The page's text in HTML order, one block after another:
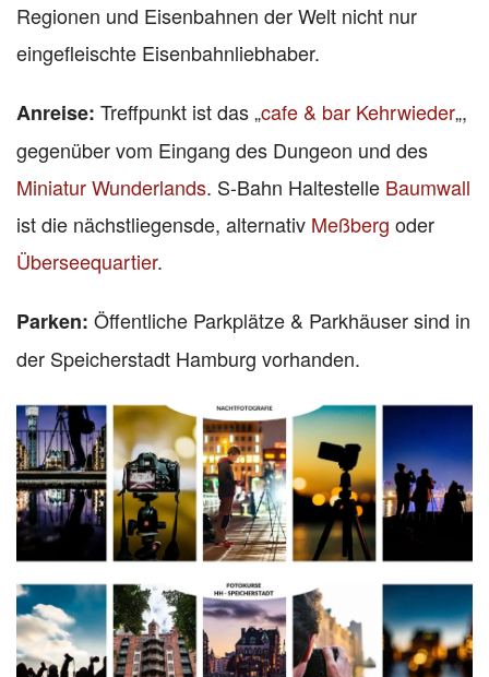
Regionen und Eisenbahnen der Welt nicht nur
eingefleischte Eisenbahnliebhaber.
Anreise: Treffpunkt ist das „cafe & bar Kehrwieder„,
gegenüber vom Eingang des Dungeon und des
Miniatur Wunderlands. S-Bahn Haltestelle Baumwall
ist die nächstliegensde, alternativ Meßberg oder
Überseequartier.
Parken: Öffentliche Parkplätze & Parkhäuser sind in
der Speicherstadt Hamburg vorhanden.